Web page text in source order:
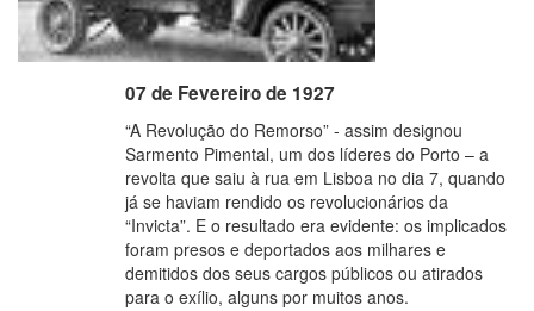
07 de Fevereiro de 1927
“A Revolução do Remorso” - assim designou
Sarmento Pimental, um dos líderes do Porto – a
revolta que saiu à rua em Lisboa no dia 7, quando
já se haviam rendido os revolucionários da
“Invicta”. E o resultado era evidente: os implicados
foram presos e deportados aos milhares e
demitidos dos seus cargos públicos ou atirados
para o exílio, alguns por muitos anos.